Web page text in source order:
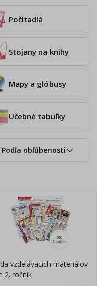
Počítadlá
Stojany na knihy
Mapy a glóbusy
Učebné tabuľky
Podľa obľúbenosti
vzdelávacích materiálov
2. ročník